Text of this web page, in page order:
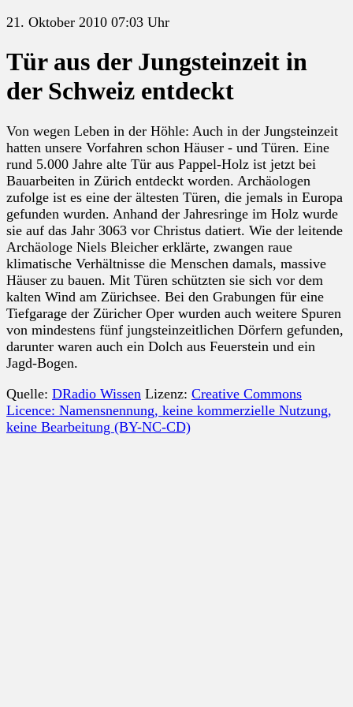
21. Oktober 2010 07:03 Uhr
Tür aus der Jungsteinzeit in
der Schweiz entdeckt
Von wegen Leben in der Höhle: Auch in der Jungsteinzeit
hatten unsere Vorfahren schon Häuser - und Türen. Eine
rund 5.000 Jahre alte Tür aus Pappel-Holz ist jetzt bei
Bauarbeiten in Zürich entdeckt worden. Archäologen
zufolge ist es eine der ältesten Türen, die jemals in Europa
gefunden wurden. Anhand der Jahresringe im Holz wurde
sie auf das Jahr 3063 vor Christus datiert. Wie der leitende
Archäologe Niels Bleicher erklärte, zwangen raue
klimatische Verhältnisse die Menschen damals, massive
Häuser zu bauen. Mit Türen schützten sie sich vor dem
kalten Wind am Zürichsee. Bei den Grabungen für eine
Tiefgarage der Züricher Oper wurden auch weitere Spuren
von mindestens fünf jungsteinzeitlichen Dörfern gefunden,
darunter waren auch ein Dolch aus Feuerstein und ein
Jagd-Bogen.
Quelle: DRadio Wissen Lizenz: Creative Commons
Licence: Namensnennung, keine kommerzielle Nutzung,
keine Bearbeitung (BY-NC-CD)